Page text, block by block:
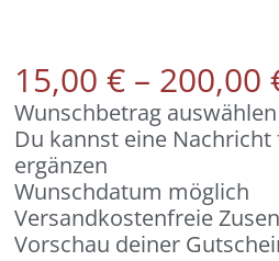
15,00 € – 200,00
Wunschbetrag auswählen
Du kannst eine
ergänzen
Wunschdatum möglich
Versandkostenfreie
Vorschau deiner